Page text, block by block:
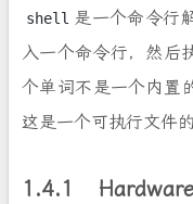
shell 是一个命令行
入一个命令行，然后
个单词不是一个内置
这是一个可执行文件
1.4.1